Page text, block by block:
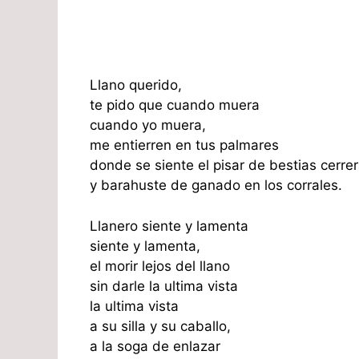
Llano querido,
te pido que cuando muera
cuando yo muera,
me entierren en tus palmares
donde se siente el pisar de bestias
y barahuste de ganado en los corrales.
Llanero siente y lamenta
siente y lamenta,
el morir lejos del llano
sin darle la ultima vista
la ultima vista
a su silla y su caballo,
a la soga de enlazar